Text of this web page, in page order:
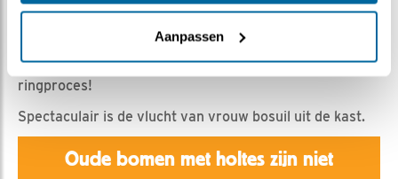
Aanpassen
Emil | Geplaatst op 23 april 2025, 20:15 |
Vind ik leuk
Bewaar dit filmpje|
412x
De beelden spreken voor zichzelf. Een deskundig
ringproces!
Spectaculair is de vlucht van vrouw bosuil uit de kast.
Oude bomen met holtes zijn niet